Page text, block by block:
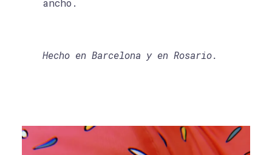
ancho.
Hecho en Barcelona y en Rosario.